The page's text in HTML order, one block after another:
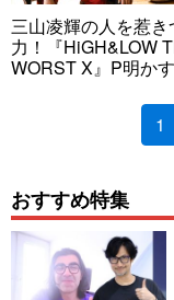
三山凌輝の人を惹き
力！『HiGH&LOW
WORST X』P明か
1
おすすめ特集